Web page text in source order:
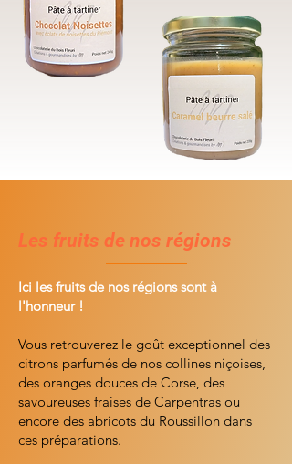
Les fruits de nos régions
Ici les fruits de nos régions sont à
l'honneur !
Vous retrouverez le goût exceptionnel des
citrons parfumés de nos collines niçoises,
des oranges douces de Corse, des
savoureuses fraises de Carpentras ou
encore des abricots du Roussillon dans
ces préparations.